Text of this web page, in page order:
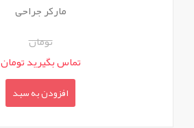
مارکر جراحی
تومان
تماس بگیرید تومان
افزودن به سبد